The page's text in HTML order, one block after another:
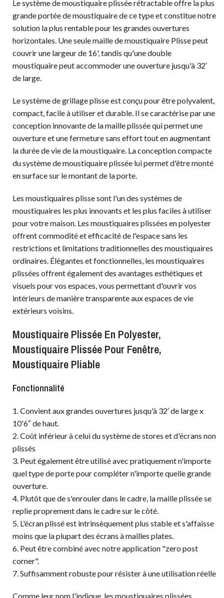
Le système de moustiquaire plissée rétractable offre la plus
grande portée de moustiquaire de ce type et constitue notre
solution la plus rentable pour les grandes ouvertures
horizontales. Une seule maille de moustiquaire Plisse peut
couvrir une largeur de 16', tandis qu'une double
moustiquaire peut accommoder une ouverture jusqu'à 32′
de large.
Le système de grillage plisse est conçu pour être polyvalent,
compact, facile à utiliser et durable. Il se caractérise par une
conception innovante de la maille plissée qui permet une
ouverture et une fermeture sans effort tout en augmentant
la durée de vie de la moustiquaire. La conception compacte
du système de moustiquaire plissée lui permet d'être monté
en surface sur le montant de la porte.
Les moustiquaires plisse sont l'un des systèmes de
moustiquaires les plus innovants et les plus faciles à utiliser
pour votre maison. Les moustiquaires plissées en polyester
offrent commodité et efficacité de l'espace sans les
restrictions et limitations traditionnelles des moustiquaires
ordinaires. Élégantes et fonctionnelles, les moustiquaires
plissées offrent également des avantages esthétiques et
visuels pour vos espaces, vous permettant d'ouvrir vos
intérieurs de manière transparente aux espaces de vie
extérieurs voisins.
Moustiquaire Plissée En Polyester,
Moustiquaire Plissée Pour Fenêtre,
Moustiquaire Pliable
Fonctionnalité
1. Convient aux grandes ouvertures jusqu'à 32′ de large x
10'6″ de haut.
2. Coût inférieur à celui du système de stores et d'écrans non
plissés
3. Peut également être utilisé avec pratiquement n'importe
quel type de porte pour compléter n'importe quelle grande
ouverture.
4. Plutôt que de s'enrouler dans le cadre, la maille plissée se
replie proprement dans le cadre sur le côté.
5. L'écran plissé est intrinsèquement plus stable et s'affaisse
moins que la plupart des écrans à mailles plates.
6. Peut être combiné avec notre application "zero post
corner".
7. Suffisamment robuste pour résister à une utilisation réelle
Comme leur nom l'indique, les moustiquaires plissées